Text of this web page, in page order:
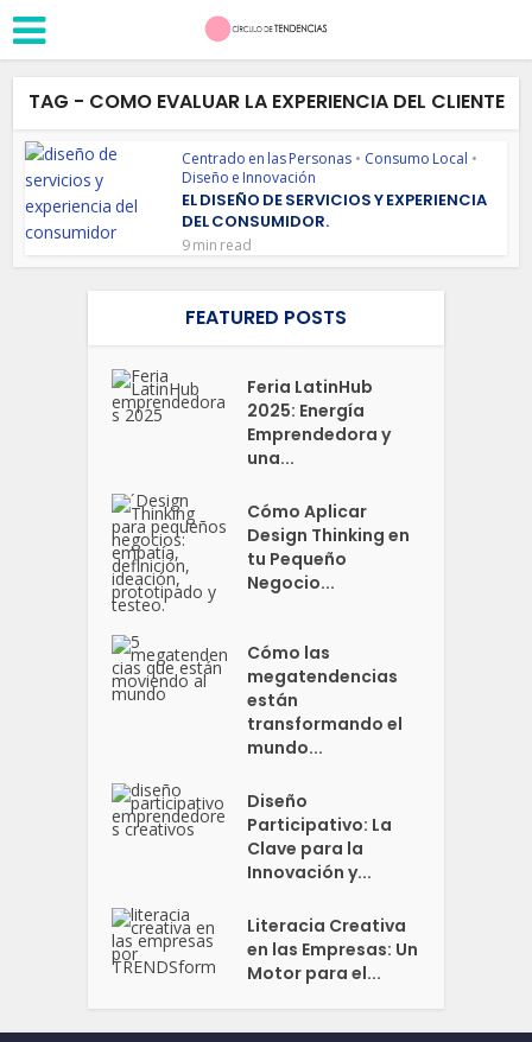
TAG - COMO EVALUAR LA EXPERIENCIA DEL CLIENTE
Centrado en las Personas • Consumo Local •
Diseño e Innovación
EL DISEÑO DE SERVICIOS Y EXPERIENCIA
DEL CONSUMIDOR.
9 min read
FEATURED POSTS
Feria LatinHub
2025: Energía
Emprendedora y
una...
Cómo Aplicar
Design Thinking en
tu Pequeño
Negocio...
Cómo las
megatendencias
están
transformando el
mundo...
Diseño
Participativo: La
Clave para la
Innovación y...
Literacia Creativa
en las Empresas: Un
Motor para el...